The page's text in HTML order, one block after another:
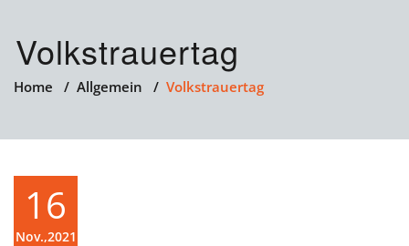
Volkstrauertag
Home / Allgemein / Volkstrauertag
16
Nov.,2021